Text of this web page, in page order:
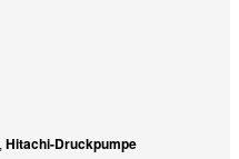
, Hitachi-Druckpumpe